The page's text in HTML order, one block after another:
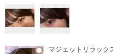
マジェットリラック